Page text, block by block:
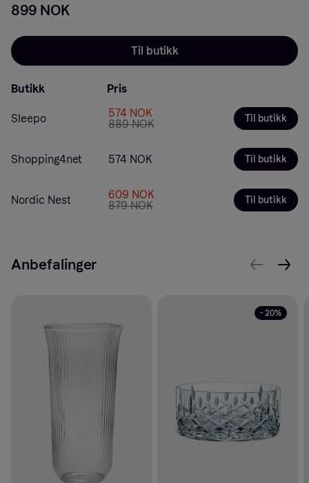
899 NOK
Til butikk
Butikk Pris
Sleepo
574 NOK
889 NOK
Til butikk
Shopping4net 574 NOK Til butikk
Nordic Nest
609 NOK
879 NOK
Til butikk
Anbefalinger
- 20%